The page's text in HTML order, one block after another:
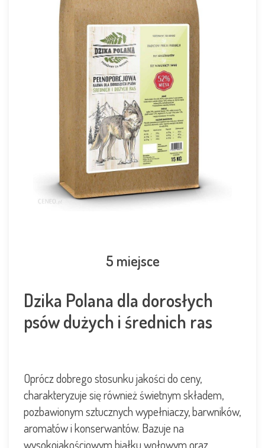
5 miejsce
Dzika Polana dla dorosłych
psów dużych i średnich ras
Oprócz dobrego stosunku jakości do ceny,
charakteryzuje się również świetnym składem,
pozbawionym sztucznych wypełniaczy, barwników,
aromatów i konserwantów. Bazuje na
wysokojakościowym białku wołowym oraz